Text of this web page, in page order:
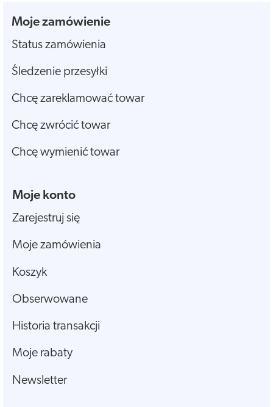
Moje zamówienie
Status zamówienia
Śledzenie przesyłki
Chcę zareklamować towar
Chcę zwrócić towar
Chcę wymienić towar
Moje konto
Zarejestruj się
Moje zamówienia
Koszyk
Obserwowane
Historia transakcji
Moje rabaty
Newsletter